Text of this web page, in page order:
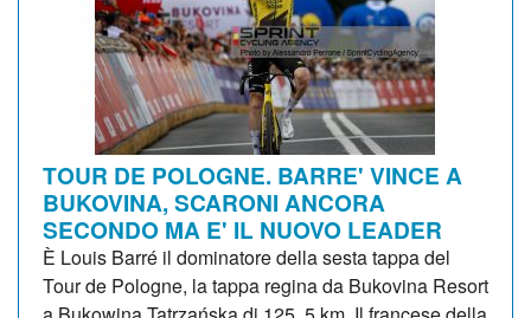
TOUR DE POLOGNE. BARRE' VINCE A
BUKOVINA, SCARONI ANCORA
SECONDO MA E' IL NUOVO LEADER
È Louis Barré il dominatore della sesta tappa del
Tour de Pologne, la tappa regina da Bukovina Resort